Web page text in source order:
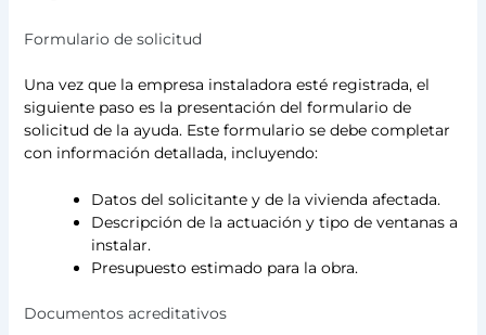
Formulario de solicitud
Una vez que la empresa instaladora esté registrada, el
siguiente paso es la presentación del formulario de
solicitud de la ayuda. Este formulario se debe completar
con información detallada, incluyendo:
Datos del solicitante y de la vivienda afectada.
Descripción de la actuación y tipo de ventanas a
instalar.
Presupuesto estimado para la obra.
Documentos acreditativos